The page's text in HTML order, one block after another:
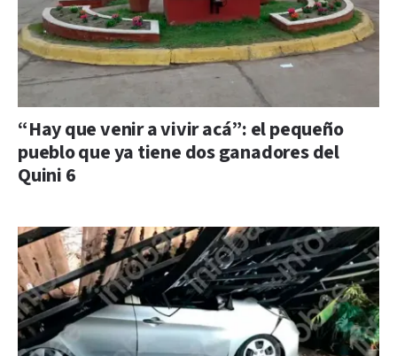
“Hay que venir a vivir acá”: el pequeño
pueblo que ya tiene dos ganadores del
Quini 6